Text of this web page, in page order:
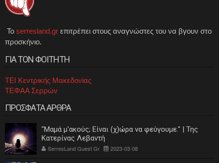
Το serresland.gr επιτρέπει στους αναγνώστες του να βγουν στο
προσκήνιο.
ΓΙΑ ΤΟΝ ΦΟΙΤΗΤΗ
ΤΕΙ Κεντρικής Μακεδονίας
ΤΕΦΑΑ Σερρών
ΠΡΟΣΦΑΤΑ ΑΡΘΡΑ
"Μαμά μ'ακούς; Είναι (χ)ώρα να φεύγουμε." | Της
Κατερίνας Λεβαντή
SerresLand Guest Gr 2023-03-08